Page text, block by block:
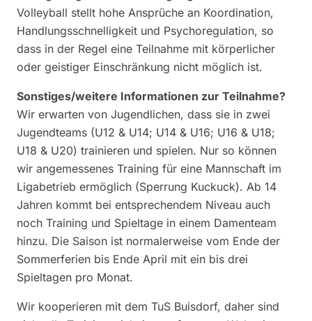
Volleyball stellt hohe Ansprüche an Koordination,
Handlungsschnelligkeit und Psychoregulation, so
dass in der Regel eine Teilnahme mit körperlicher
oder geistiger Einschränkung nicht möglich ist.
Sonstiges/weitere Informationen zur Teilnahme?
Wir erwarten von Jugendlichen, dass sie in zwei
Jugendteams (U12 & U14; U14 & U16; U16 & U18;
U18 & U20) trainieren und spielen. Nur so können
wir angemessenes Training für eine Mannschaft im
Ligabetrieb ermöglich (Sperrung Kuckuck). Ab 14
Jahren kommt bei entsprechendem Niveau auch
noch Training und Spieltage in einem Damenteam
hinzu. Die Saison ist normalerweise vom Ende der
Sommerferien bis Ende April mit ein bis drei
Spieltagen pro Monat.
Wir kooperieren mit dem TuS Buisdorf, daher sind